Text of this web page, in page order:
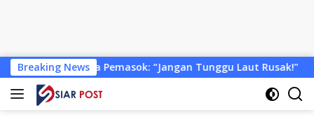
Langsung
ke
konten
Breaking News
Pemasok: “Jangan Tunggu Laut Rusak!” Tongkang